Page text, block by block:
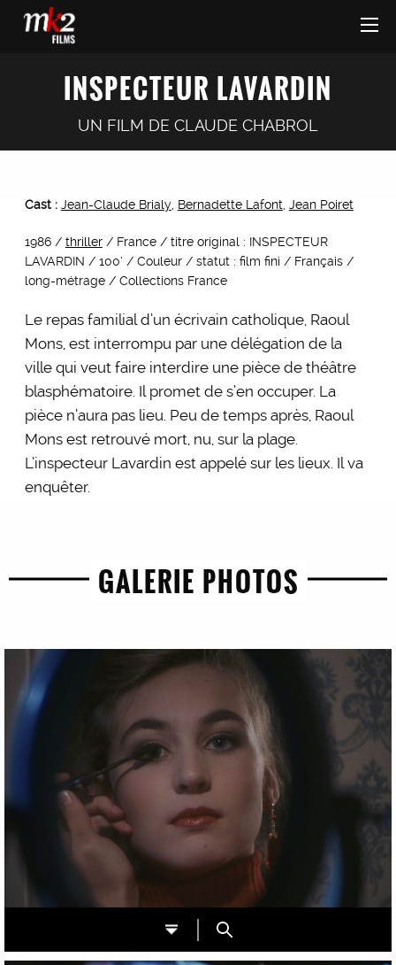
INSPECTEUR LAVARDIN
UN FILM DE CLAUDE CHABROL
Cast : Jean-Claude Brialy, Bernadette Lafont, Jean Poiret
1986 / thriller/ France / titre original : INSPECTEUR
LAVARDIN / 100’ / Couleur / statut : film fini / Français /
long-métrage / Collections France
Le repas familial d’un écrivain catholique, Raoul
Mons, est interrompu par une délégation de la
ville qui veut faire interdire une pièce de théâtre
blasphématoire. Il promet de s’en occuper. La
pièce n’aura pas lieu. Peu de temps après, Raoul
Mons est retrouvé mort, nu, sur la plage.
L’inspecteur Lavardin est appelé sur les lieux. Il va
enquêter.
GALERIE PHOTOS